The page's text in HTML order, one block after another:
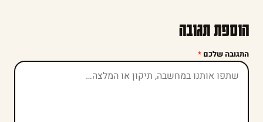
הוספת תגובה
התגובה שלכם *